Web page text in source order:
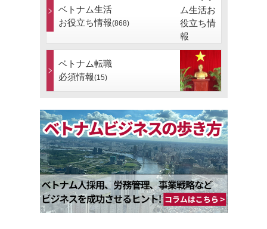
ベトナム生活
お役立ち情報(868)
ベトナム転職
必須情報(15)